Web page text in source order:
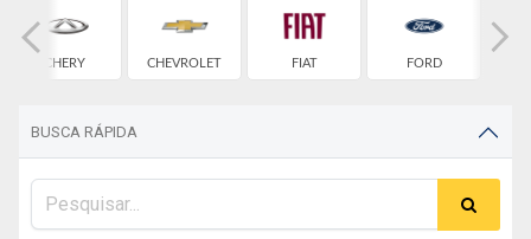
CHERY CHEVROLET FIAT FORD
BUSCA RÁPIDA